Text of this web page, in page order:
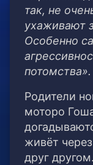
так, не
ухаживают
Особенно
потомства».
Родители
моторо
живёт
друг